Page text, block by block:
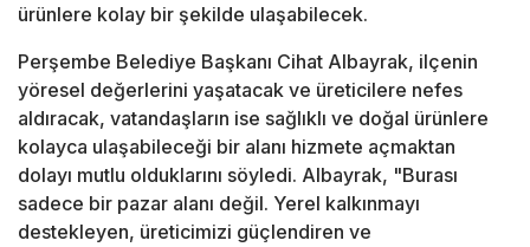
ürünlere kolay bir şekilde ulaşabilecek.
Perşembe Belediye Başkanı Cihat Albayrak, ilçenin
yöresel değerlerini yaşatacak ve üreticilere nefes
aldıracak, vatandaşların ise sağlıklı ve doğal ürünlere
kolayca ulaşabileceği bir alanı hizmete açmaktan
dolayı mutlu olduklarını söyledi. Albayrak, "Burası
sadece bir pazar alanı değil. Yerel kalkınmayı
destekleyen, üreticimizi güçlendiren ve